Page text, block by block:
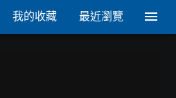
我的收藏 最近瀏覽